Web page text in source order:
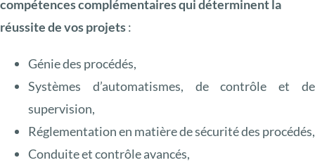
compétences complémentaires qui déterminent la
réussite de vos projets:
Génie des procédés,
Systèmes d’automatismes, de contrôle et de
supervision,
Réglementation en matière de sécurité des procédés,
Conduite et contrôle avancés,